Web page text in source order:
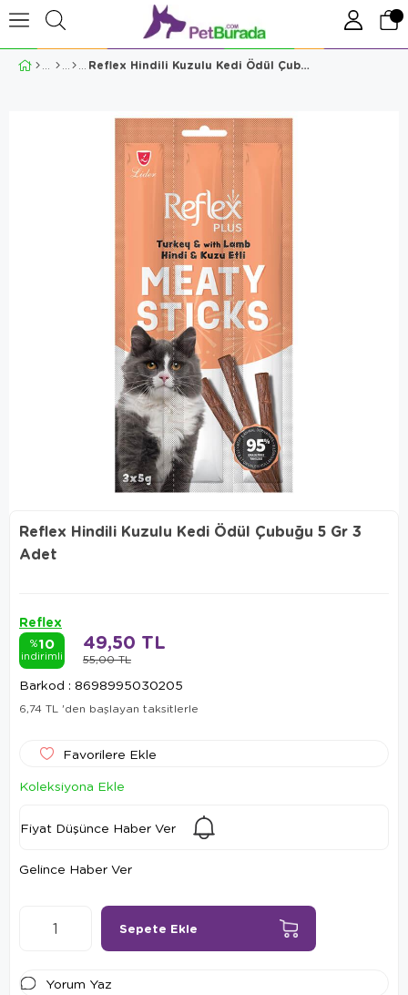
Reflex Hindili Kuzulu Kedi Ödül Çubuğu 5 Gr 3 Adet
Reflex Hindili Kuzulu Kedi Ödül Çubuğu 5 Gr 3
Adet
Reflex
%10
indirimli 55,00 TL
49,50 TL
Barkod : 8698995030205
6,74 TL 'den başlayan taksitlerle
Favorilere Ekle
Koleksiyona Ekle
Fiyat Düşünce Haber Ver
Gelince Haber Ver
Yorum Yaz